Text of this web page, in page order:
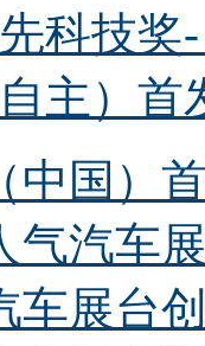
科技奖
主）首
中国）
气汽车
车展台